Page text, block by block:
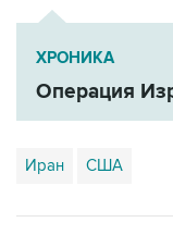
ХРОНИКА
Операция
Иран США